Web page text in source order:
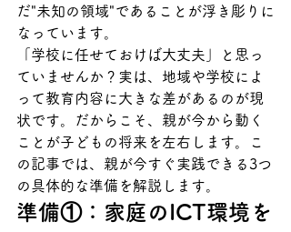
だ"未知の領域"であることが浮き彫りに
なっています。
「学校に任せておけば大丈夫」と思っ
ていませんか？実は、地域や学校によ
って教育内容に大きな差があるのが現
状です。だからこそ、親が今から動く
ことが子どもの将来を左右します。こ
の記事では、親が今すぐ実践できる3つ
の具体的な準備を解説します。
準備①：家庭のICT環境を